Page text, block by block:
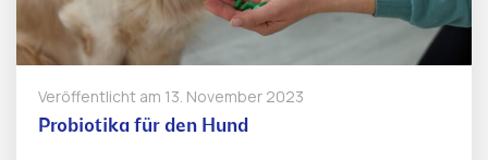
Veröffentlicht am 13. November 2023
Probiotika für den Hund